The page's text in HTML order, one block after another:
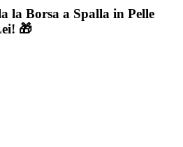
la Borsa a Spalla in Pelle
🎁